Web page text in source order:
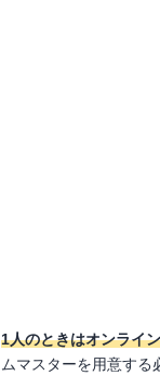
1人のときはオンライ
ムマスターを用意す